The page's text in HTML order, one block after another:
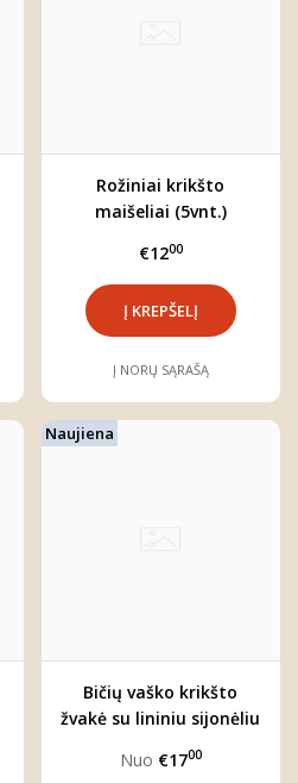
Rožiniai krikšto
maišeliai (5vnt.)
€1200
Į NORŲ SĄRAŠĄ
Naujiena
Bičių vaško krikšto
žvakė su lininiu sijonėliu
Nuo €1700